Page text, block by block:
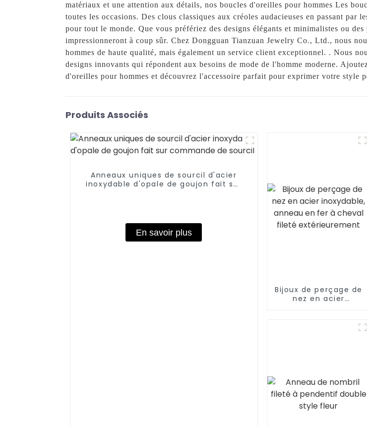
matériaux et une attention aux détails, nos boucles d'oreilles pour hommes Les
toutes les occasions. Des clous classiques aux créoles audacieuses en passant
pour tout le monde. Que vous préfériez des designs élégants et minimalistes ou
impressionneront à coup sûr. Chez Dongguan Tianzuan Jewelry Co., Ltd., nous
hommes de haute qualité, mais également un service client exceptionnel. . Nous
designs innovants qui répondent aux besoins de mode de l'homme moderne.
d'oreilles pour hommes et découvrez l'accessoire parfait pour exprimer votre style
Produits Associés
Anneaux uniques de sourcil d'acier
inoxydable d'opale de goujon fait sur
En savoir plus
Bijoux de perçage de
nez en acier